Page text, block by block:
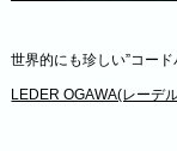
世界的にも珍しい”コー
LEDER OGAWA(レーデ